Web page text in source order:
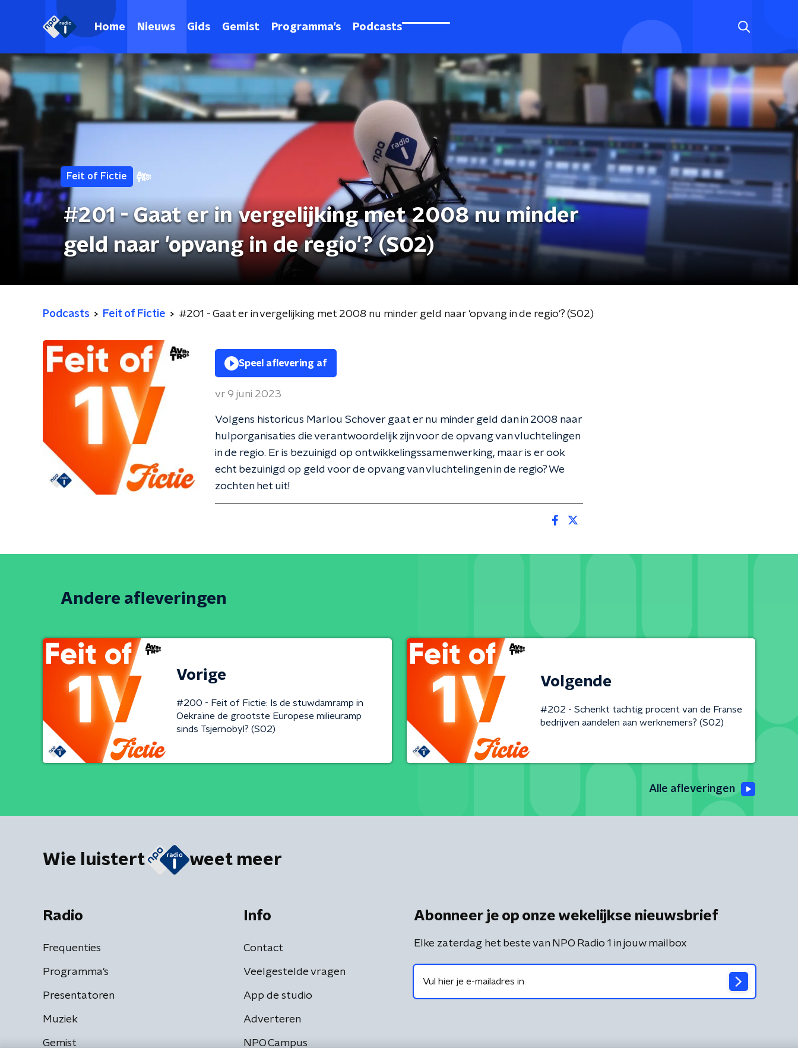
Home Nieuws Gids Gemist Programma's Podcasts
Feit of Fictie
#201 - Gaat er in vergelijking met 2008 nu minder
geld naar 'opvang in de regio'? (S02)
Podcasts Feit of Fictie #201 - Gaat er in vergelijking met 2008 nu minder geld naar 'opvang in de regio'? (S02)
Speel aflevering af
vr 9 juni 2023
Volgens historicus Marlou Schover gaat er nu minder geld dan in 2008 naar
hulporganisaties die verantwoordelijk zijn voor de opvang van vluchtelingen
in de regio. Er is bezuinigd op ontwikkelingssamenwerking, maar is er ook
echt bezuinigd op geld voor de opvang van vluchtelingen in de regio? We
zochten het uit!
Andere afleveringen
Vorige
#200 - Feit of Fictie: Is de stuwdamramp in
Oekraïne de grootste Europese milieuramp
sinds Tsjernobyl? (S02)
Volgende
#202 - Schenkt tachtig procent van de Franse
bedrijven aandelen aan werknemers? (S02)
Alle afleveringen
Wie luistert weet meer
Radio
Frequenties
Programma's
Presentatoren
Muziek
Gemist
Info
Contact
Veelgestelde vragen
App de studio
Adverteren
NPO Campus
Abonneer je op onze wekelijkse nieuwsbrief
Elke zaterdag het beste van NPO Radio 1 in jouw mailbox